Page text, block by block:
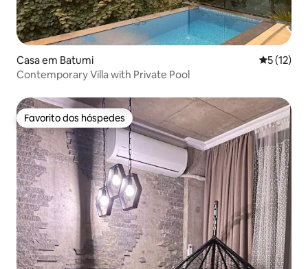
Casa em Batumi
5 (12)
Contemporary Villa with Private Pool
Favorito dos hóspedes
Favorito dos hóspedes